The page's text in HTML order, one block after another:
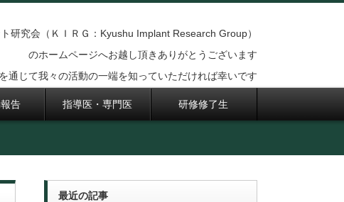
研究会（ＫＩＲＧ：Kyushu Implant Research Group）
のホームページへお越し頂きありがとうございます
通じて我々の活動の一端を知っていただければ幸いです
告 指導医・専門医 研修修了生
最近の記事